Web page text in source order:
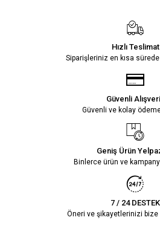
Hızlı Teslimat
Siparişleriniz en kısa
Güvenli
Güvenli ve kolay
Geniş Ürün
Binlerce ürün ve
7 / 24 DESTEK
Öneri ve şikayetlerinizi